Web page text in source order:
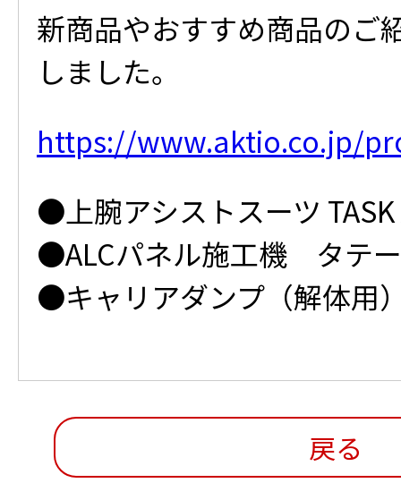
新商品やおすすめ商品のご
しました。
https://www.aktio.co.jp/
●上腕アシストスーツ TASK
●ALCパネル施工機 タテ
●キャリアダンプ（解体用
戻る